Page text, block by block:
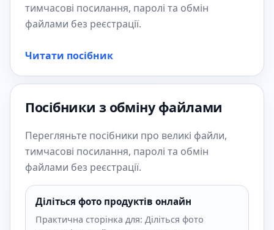
тимчасові посилання, паролі та обмін
файлами без реєстрації.
Читати посібник
Посібники з обміну файлами
Перегляньте посібники про великі файли,
тимчасові посилання, паролі та обмін
файлами без реєстрації.
Діліться фото продуктів онлайн
Практична сторінка для: Діліться фото